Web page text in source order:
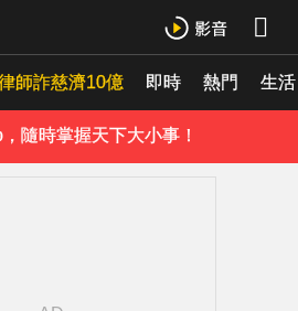
師詐慈濟10億 即時 熱門 生活
隨時掌握天下大小事！